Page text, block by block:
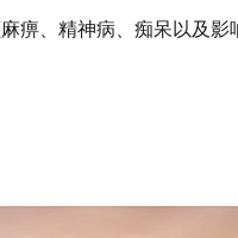
痹、精神病、痴呆以及